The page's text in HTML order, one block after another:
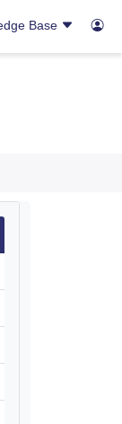
Base